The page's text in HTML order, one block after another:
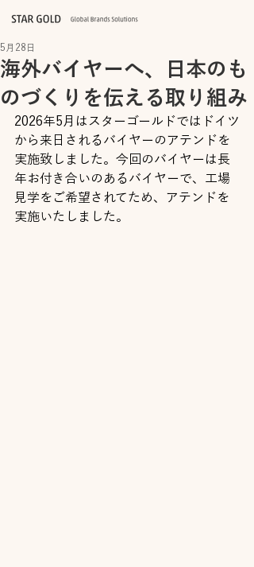
海外バイヤーへ、日本のも
のづくりを伝える取り組み
5月28日
2026年5月はスターゴールドではドイツ
から来日されるバイヤーのアテンドを
実施致しました。今回のバイヤーは長
年お付き合いのあるバイヤーで、工場
見学をご希望されてため、アテンドを
実施いたしました。